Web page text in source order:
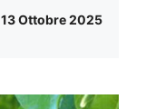
13 Ottobre 2025